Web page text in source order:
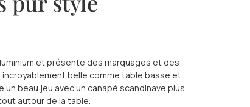
et présente des marquages et des
belle comme table basse et
beau jeu avec un canapé scandinave plus
autour de la table.